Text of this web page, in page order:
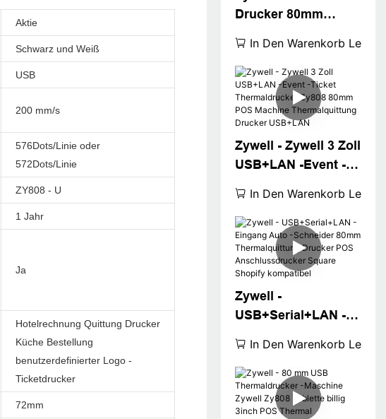
Drucker 80mm
Quittungsdrucker
Pos System USB
RJ11 Cash Drawer
Interfaces USB
In Den Warenkorb Legen
Zywell - Zywell 3 Zoll
USB+LAN -Event -
Thermaldrucker
Zy808 80mm POS
Machine
Thermalquittung
Drucker USB+LAN
In Den Warenkorb Legen
Zywell -
USB+Serial+LAN -
Schneider 80mm
Thermalquittung
Drucker POS
Anschlussdrucker
In Den Warenkorb Legen
Aktie
Schwarz und Weiß
USB
200 mm/s
576Dots/Linie oder
572Dots/Linie
ZY808 - U
1 Jahr
Ja
Hotelrechnung Quittung Drucker
Küche Bestellung
benutzerdefinierter Logo -
Ticketdrucker
72mm